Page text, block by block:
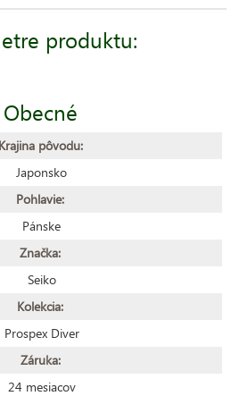
produktu:
Obecné
Krajina pôvodu:
Japonsko
Pohlavie:
Pánske
Značka:
Seiko
Kolekcia:
Prospex Diver
Záruka:
24 mesiacov